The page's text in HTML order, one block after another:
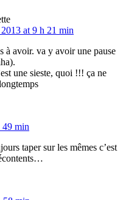
at 9 h 21 min
à avoir. va y avoir une pause
une sieste, quoi !!! ça ne
49 min
taper sur les mêmes c’est